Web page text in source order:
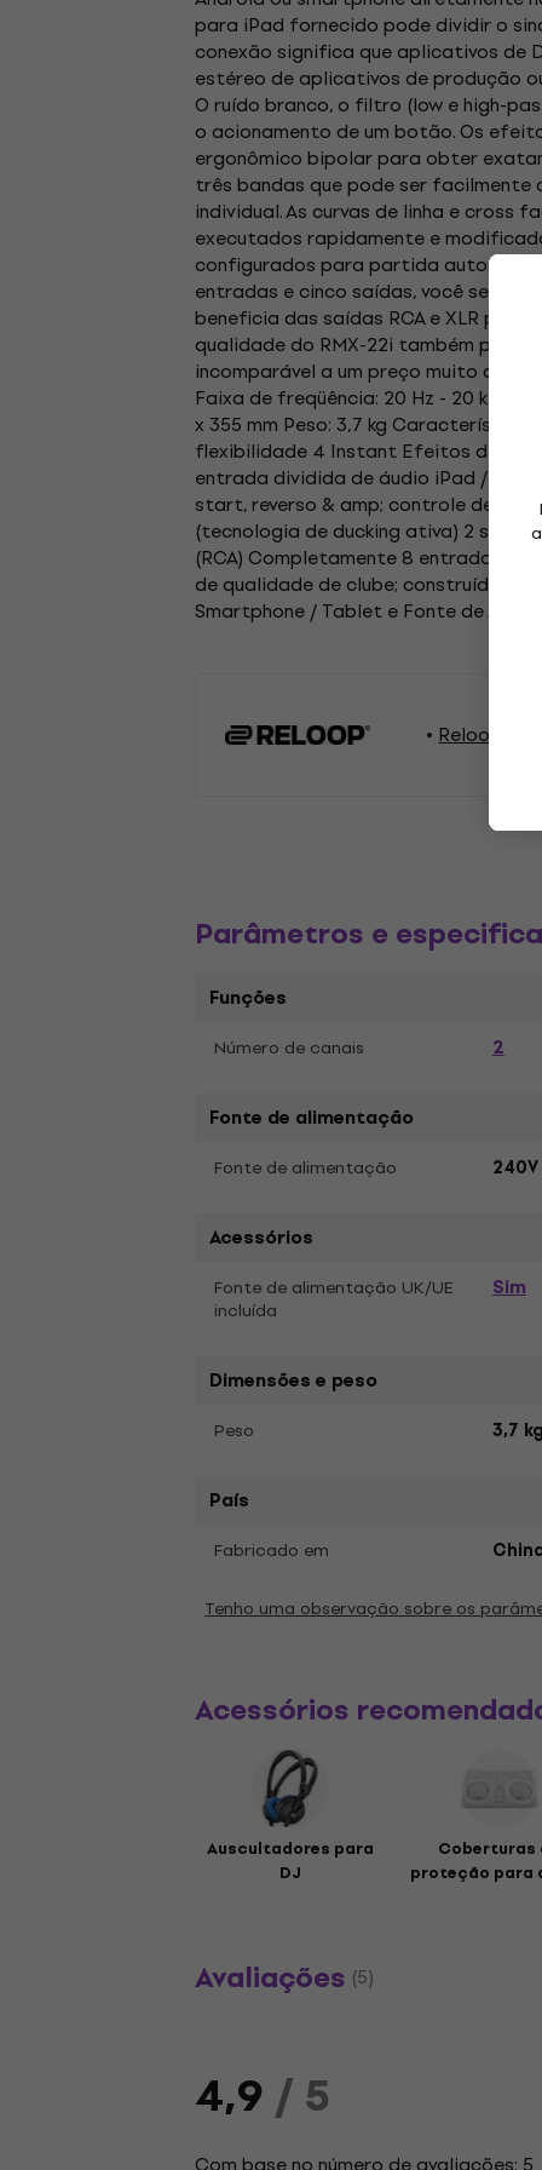
para iPad fornecido pode dividir o
conexão significa que aplicativos de
estéreo de aplicativos de produção
O ruído branco, o filtro (low e high-
o acionamento de um botão. Os
ergonômico bipolar para obter
três bandas que pode ser facilmente
individual. As curvas de linha e cross
executados rapidamente e
configurados para partida
entradas e cinco saídas, você
beneficia das saídas RCA e XLR
qualidade do RMX-22i também pode
incomparável a um preço muito
Faixa de freqüência: 20 Hz - 20 kHz
x 355 mm Peso: 3,7 kg
flexibilidade 4 Instant Efeitos de cor
entrada dividida de áudio iPad /
start, reverso & amp; controle de
(tecnologia de ducking ativa) 2
(RCA) Completamente 8 entradas
de qualidade de clube; construído
Smartphone / Tablet e Fonte de
Reloop
Parâmetros e
Funções
Número de canais 2
Fonte de alimentação
Fonte de alimentação 240V
Acessórios
Fonte de alimentação UK/UE
incluída
Sim
Dimensões e peso
Peso 3,7 kg
País
Fabricado em
Tenho uma observação sobre os
Acessórios
Auscultadores para
DJ
Coberturas
proteção para
Avaliações (5)
4,9/ 5